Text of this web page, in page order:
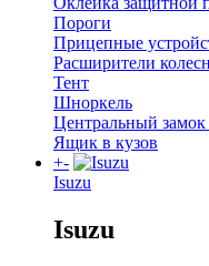
Пороги
Прицепные
Расширители
Тент
Шноркель
Центральный замок
Ящик в кузов
+-
Isuzu
Isuzu